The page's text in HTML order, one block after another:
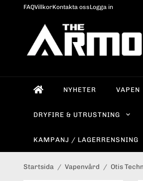
FAQVillkorKontakta ossLogga in
NYHETER VAPEN
DRYFIRE & UTRUSTNING
KAMPANJ / LAGERRENSNING
Startsida / Vapenvård / Otis